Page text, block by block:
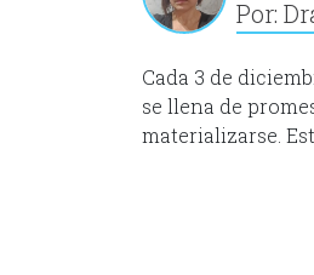
Por:
Cada 3 de
se llena de
materializarse.